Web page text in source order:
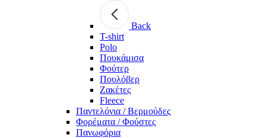
Back
T-shirt
Polo
Πουκάμισα
Φούτερ
Πουλόβερ
Ζακέτες
Fleece
Παντελόνια / Βερμούδες
Φορέματα / Φούστες
Πανωφόρια